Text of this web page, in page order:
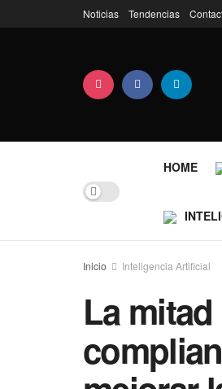
Noticias Tendencias
HOME
Inicio Inteligencia Artificial
La